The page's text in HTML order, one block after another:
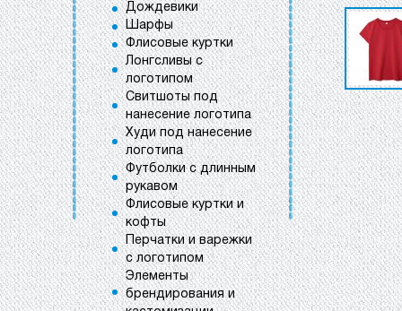
Дождевики
Шарфы
Флисовые куртки
Лонгсливы с
логотипом
Свитшоты под
нанесение логотипа
Худи под нанесение
логотипа
Футболки с длинным
рукавом
Флисовые куртки и
кофты
Перчатки и варежки
с логотипом
Элементы
брендирования и